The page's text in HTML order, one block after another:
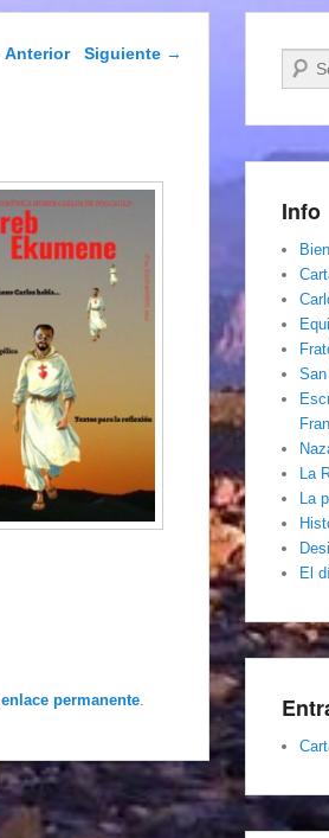
Navegación de
Anterior Siguiente →
enlace permanente
Buscar
Info
La
La
El